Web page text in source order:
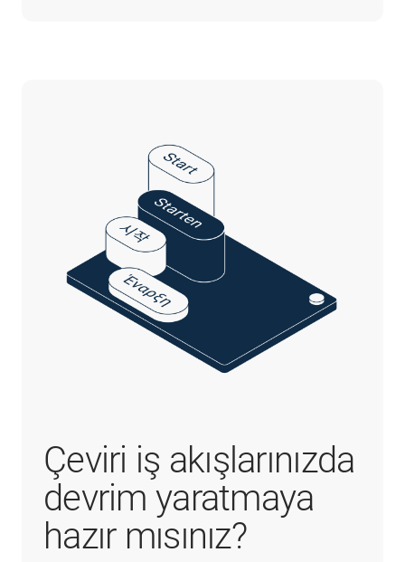
Çeviri iş akışlarınızda
devrim yaratmaya
hazır mısınız?